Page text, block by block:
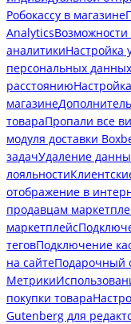
Робокассу в магазине
AnalyticsВозможности
аналитикиНастройка
персональных данных
расстоянию
магазине
товараПропали все
модуля доставки
задачУдаление
лояльности
отображение в
продавцам
маркетплейс
теговПодключение
на сайтеПодарочный
Метрики
покупки товара
Gutenberg для